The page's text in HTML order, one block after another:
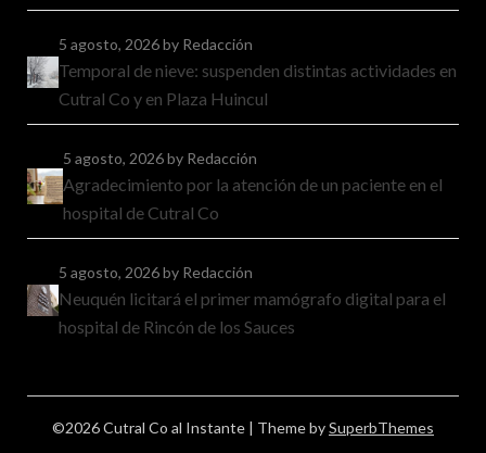
5 agosto, 2026by Redacción
Temporal de nieve: suspenden distintas actividades en
Cutral Co y en Plaza Huincul
5 agosto, 2026by Redacción
Agradecimiento por la atención de un paciente en el
hospital de Cutral Co
5 agosto, 2026by Redacción
Neuquén licitará el primer mamógrafo digital para el
hospital de Rincón de los Sauces
©2026 Cutral Co al Instante | Theme bySuperbThemes